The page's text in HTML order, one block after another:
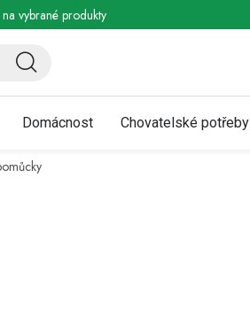
Obchodní podmínky pro podnikatele
vybrané produkty
Domácnost Chovatelské potřeby